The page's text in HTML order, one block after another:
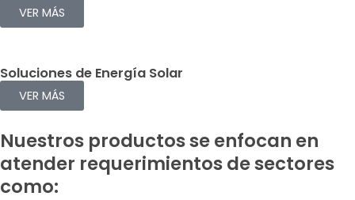
VER MÁS
Soluciones de Energía Solar
VER MÁS
Nuestros productos se enfocan en
atender requerimientos de sectores
como: